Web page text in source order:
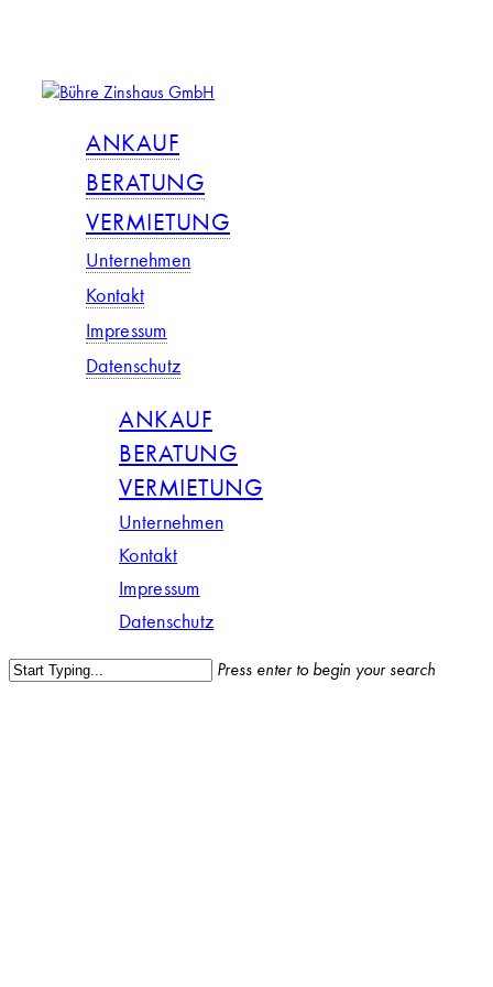
content
ANKAUF
BERATUNG
VERMIETUNG
Unternehmen
Kontakt
Impressum
Datenschutz
ANKAUF
BERATUNG
VERMIETUNG
Unternehmen
Kontakt
Impressum
Datenschutz
Press enter to begin your search